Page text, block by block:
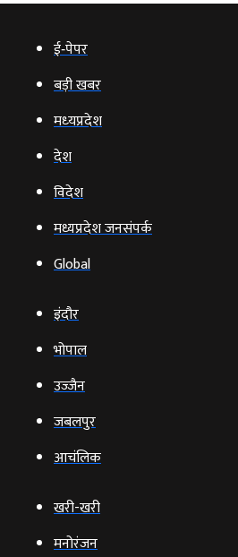
ई‑पेपर
बड़ी खबर
मध्‍यप्रदेश
देश
विदेश
मध्यप्रदेश जनसंपर्क
Global
इंदौर
भोपाल
उज्‍जैन
जबलपुर
आचंलिक
खरी-खरी
मनोरंजन